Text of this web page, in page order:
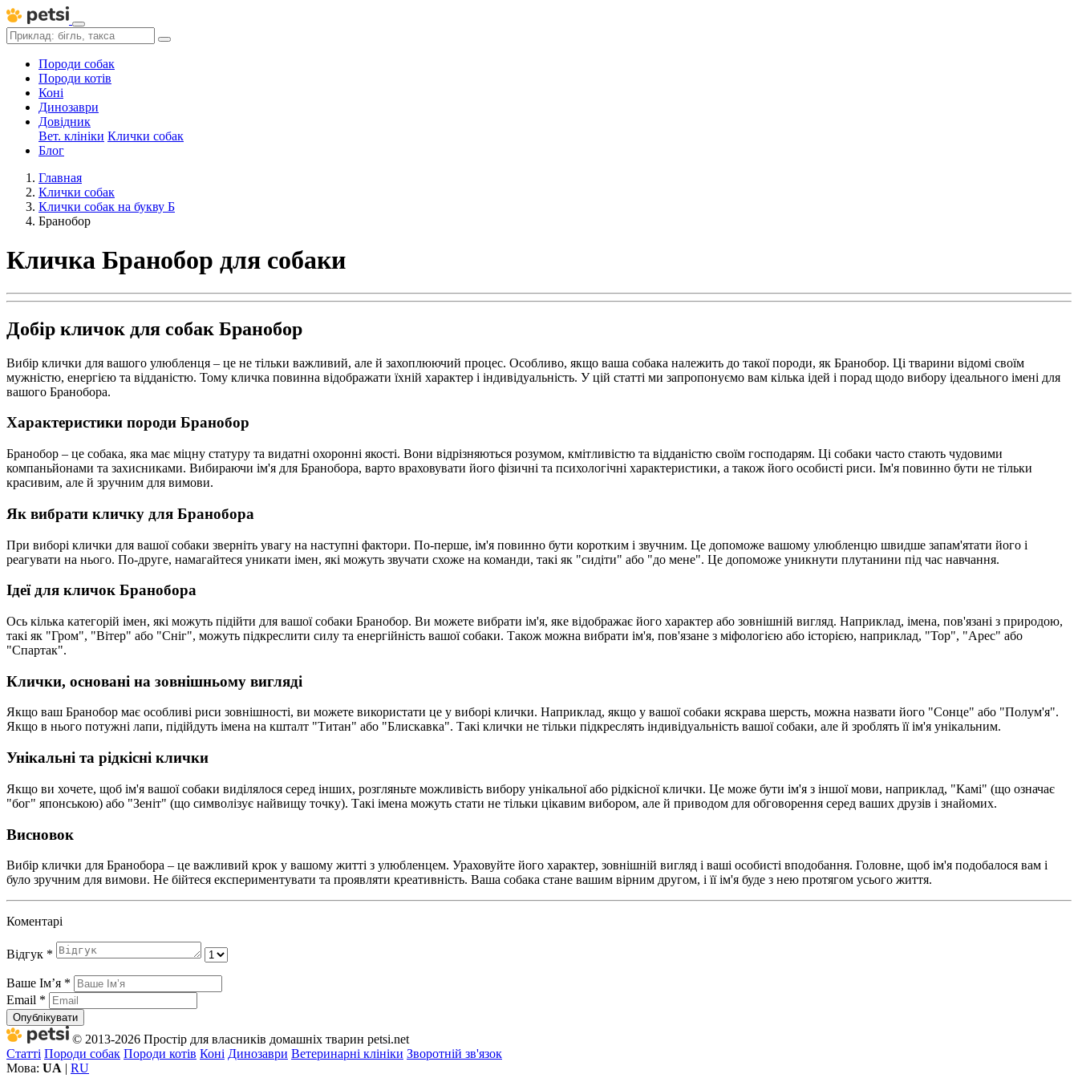
Породи собак
Породи котів
Коні
Динозаври
Довідник
Вет. клініки Клички собак
Блог
Главная
Клички собак
Клички собак на букву Б
Бранобор
Кличка Бранобор для собаки
Добір кличок для собак Бранобор
Вибір клички для вашого улюбленця – це не тільки важливий, але й захоплюючий процес. Особливо, якщо ваша собака належить до такої породи, як Бранобор. Ці тварини відомі своїм
мужністю, енергією та відданістю. Тому кличка повинна відображати їхній характер і індивідуальність. У цій статті ми запропонуємо вам кілька ідей і порад щодо вибору ідеального імені для
вашого Бранобора.
Характеристики породи Бранобор
Бранобор – це собака, яка має міцну статуру та видатні охоронні якості. Вони відрізняються розумом, кмітливістю та відданістю своїм господарям. Ці собаки часто стають чудовими
компаньйонами та захисниками. Вибираючи ім'я для Бранобора, варто враховувати його фізичні та психологічні характеристики, а також його особисті риси. Ім'я повинно бути не тільки
красивим, але й зручним для вимови.
Як вибрати кличку для Бранобора
При виборі клички для вашої собаки зверніть увагу на наступні фактори. По-перше, ім'я повинно бути коротким і звучним. Це допоможе вашому улюбленцю швидше запам'ятати його і
реагувати на нього. По-друге, намагайтеся уникати імен, які можуть звучати схоже на команди, такі як "сидіти" або "до мене". Це допоможе уникнути плутанини під час навчання.
Ідеї для кличок Бранобора
Ось кілька категорій імен, які можуть підійти для вашої собаки Бранобор. Ви можете вибрати ім'я, яке відображає його характер або зовнішній вигляд. Наприклад, імена, пов'язані з природою,
такі як "Гром", "Вітер" або "Сніг", можуть підкреслити силу та енергійність вашої собаки. Також можна вибрати ім'я, пов'язане з міфологією або історією, наприклад, "Тор", "Арес" або
"Спартак".
Клички, основані на зовнішньому вигляді
Якщо ваш Бранобор має особливі риси зовнішності, ви можете використати це у виборі клички. Наприклад, якщо у вашої собаки яскрава шерсть, можна назвати його "Сонце" або "Полум'я".
Якщо в нього потужні лапи, підійдуть імена на кшталт "Титан" або "Блискавка". Такі клички не тільки підкреслять індивідуальність вашої собаки, але й зроблять її ім'я унікальним.
Унікальні та рідкісні клички
Якщо ви хочете, щоб ім'я вашої собаки виділялося серед інших, розгляньте можливість вибору унікальної або рідкісної клички. Це може бути ім'я з іншої мови, наприклад, "Камі" (що означає
"бог" японською) або "Зеніт" (що символізує найвищу точку). Такі імена можуть стати не тільки цікавим вибором, але й приводом для обговорення серед ваших друзів і знайомих.
Висновок
Вибір клички для Бранобора – це важливий крок у вашому житті з улюбленцем. Ураховуйте його характер, зовнішній вигляд і ваші особисті вподобання. Головне, щоб ім'я подобалося вам і
було зручним для вимови. Не бійтеся експериментувати та проявляти креативність. Ваша собака стане вашим вірним другом, і її ім'я буде з нею протягом усього життя.
Коментарі
Відгук *
Ваше Імʼя *
Email *
Опублікувати
© 2013-2026 Простір для власників домашніх тварин petsi.net
Статті Породи собак Породи котів Коні Динозаври Ветеринарні клініки Зворотній зв'язок
Мова: UA | RU